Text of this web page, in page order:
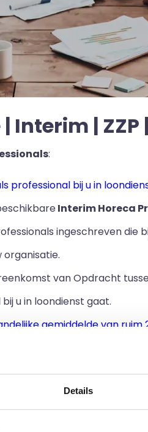
Details
Interim | ZZP |
:
professional bij u in
Interim Horeca
ingeschreven die
organisatie.
van Opdracht
u in loondienst gaat.
gemiddelde van ruim
loondienst uit uw regio.